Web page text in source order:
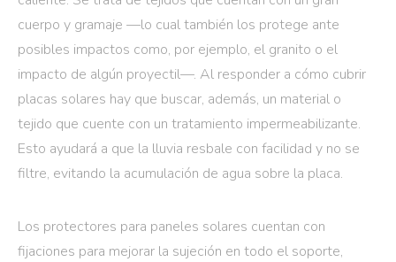
cuerpo y gramaje —lo cual también los protege ante
posibles impactos como, por ejemplo, el granito o el
impacto de algún proyectil—. Al responder a cómo cubrir
placas solares hay que buscar, además, un material o
tejido que cuente con un tratamiento impermeabilizante.
Esto ayudará a que la lluvia resbale con facilidad y no se
filtre, evitando la acumulación de agua sobre la placa.
Los protectores para paneles solares cuentan con
fijaciones para mejorar la sujeción en todo el soporte,